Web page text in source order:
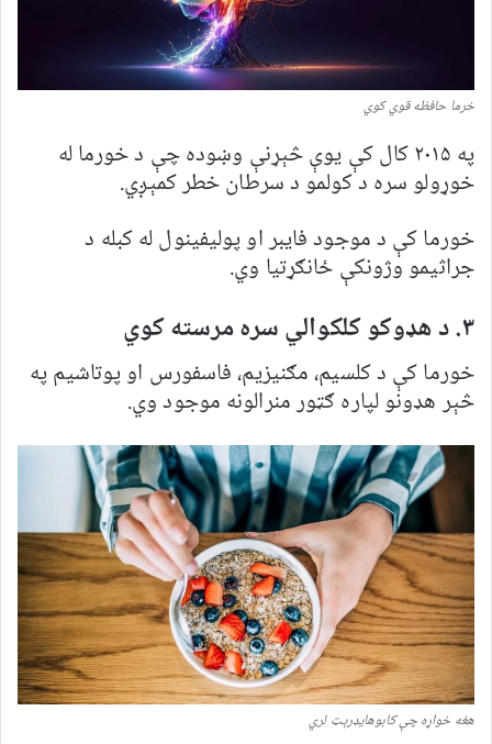
خرما حافظه قوي کوي
په ۲۰۱۵ کال کې یوې څېړنې وښوده چې د خورما له
خوړولو سره د کولمو د سرطان خطر کمېږي.
خورما کې د موجود فایبر او پولیفینول له کبله د
جراثیمو وژونکې ځانګړتیا وي.
۳. د هډوکو کلکوالي سره مرسته کوي
خورما کې د کلسیم، مګنیزیم، فاسفورس او پوتاشیم په
څېر هډونو لپاره ګټور منرالونه موجود وي.
هغه خواړه چې کابوهایډرېټ لري